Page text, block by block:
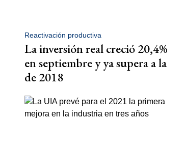
Reactivación productiva
La inversión real creció 20,4%
en septiembre y ya supera a la
de 2018